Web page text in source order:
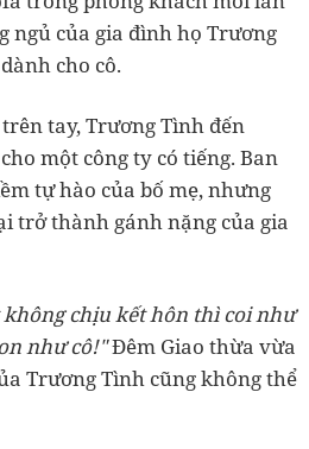
ngủ của gia đình họ Trương
cho cô.
tay, Trương Tình đến
một công ty có tiếng. Ban
tự hào của bố mẹ, nhưng
trở thành gánh nặng của gia
chịu kết hôn thì coi như
như cô!"Đêm Giao thừa vừa
Trương Tình cũng không thể